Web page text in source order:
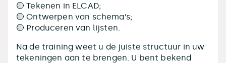
🔴 Tekenen in ELCAD;
🔴 Ontwerpen van schema’s;
🔴 Produceren van lijsten.
Na de training weet u de juiste structuur in uw
tekeningen aan te brengen. U bent bekend